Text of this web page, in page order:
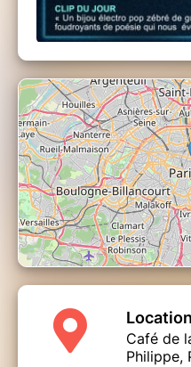
Location
Café de
Philippe,